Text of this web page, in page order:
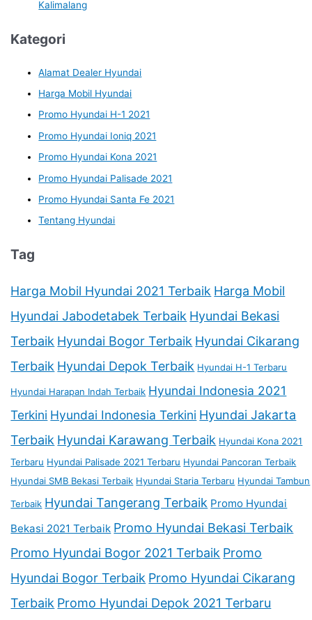
Kalimalang
Kategori
Alamat Dealer Hyundai
Harga Mobil Hyundai
Promo Hyundai H-1 2021
Promo Hyundai Ioniq 2021
Promo Hyundai Kona 2021
Promo Hyundai Palisade 2021
Promo Hyundai Santa Fe 2021
Tentang Hyundai
Tag
Harga Mobil Hyundai 2021 Terbaik Harga Mobil
Hyundai Jabodetabek Terbaik Hyundai Bekasi
Terbaik Hyundai Bogor Terbaik Hyundai Cikarang
Terbaik Hyundai Depok Terbaik Hyundai H-1 Terbaru
Hyundai Harapan Indah Terbaik Hyundai Indonesia 2021
Terkini Hyundai Indonesia Terkini Hyundai Jakarta
Terbaik Hyundai Karawang Terbaik Hyundai Kona 2021
Terbaru Hyundai Palisade 2021 Terbaru Hyundai Pancoran Terbaik
Hyundai SMB Bekasi Terbaik Hyundai Staria Terbaru Hyundai Tambun
Terbaik Hyundai Tangerang Terbaik Promo Hyundai
Bekasi 2021 Terbaik Promo Hyundai Bekasi Terbaik
Promo Hyundai Bogor 2021 Terbaik Promo
Hyundai Bogor Terbaik Promo Hyundai Cikarang
Terbaik Promo Hyundai Depok 2021 Terbaru